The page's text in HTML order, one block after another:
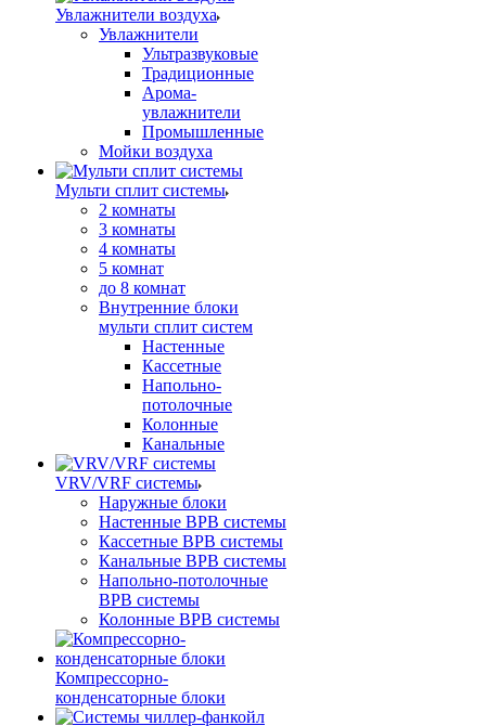
Увлажнители воздуха
Увлажнители
Ультразвуковые
Традиционные
Арома-
увлажнители
Промышленные
Мойки воздуха
Мульти сплит системы
2 комнаты
3 комнаты
4 комнаты
5 комнат
до 8 комнат
Внутренние блоки
мульти сплит систем
Настенные
Кассетные
Напольно-
потолочные
Колонные
Канальные
VRV/VRF системы
Наружные блоки
Настенные ВРВ системы
Кассетные ВРВ системы
Канальные ВРВ системы
Напольно-потолочные
ВРВ системы
Колонные ВРВ системы
Компрессорно-
конденсаторные блоки